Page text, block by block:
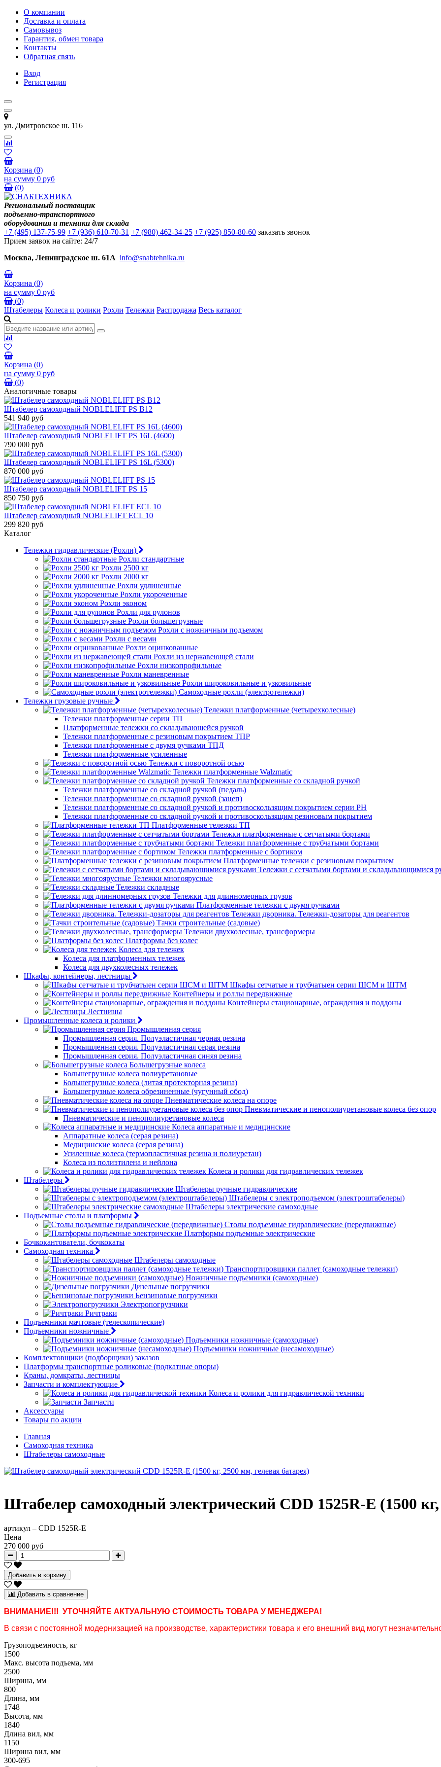
О компании
Доставка и оплата
Самовывоз
Гарантия, обмен товара
Контакты
Обратная связь
Вход
Регистрация
ул. Дмитровское ш. 116
Корзина (0)
на сумму 0 руб
(0)
Региональный поставщик
подъемно-транспортного
оборудования и техники для склада
+7 (495) 137-75-99 +7 (936) 610-70-31 +7 (980) 462-34-25 +7 (925) 850-80-60 заказать звонок
Прием заявок на сайте: 24/7
Москва, Ленинградское ш. 61А info@snabtehnika.ru
Корзина (0)
на сумму 0 руб
(0)
Штабелеры Колеса и ролики Рохли Тележки Распродажа Весь каталог
Корзина (0)
на сумму 0 руб
(0)
Аналогичные товары
Штабелер самоходный NOBLELIFT PS B12
541 940 руб
Штабелер самоходный NOBLELIFT PS 16L (4600)
790 000 руб
Штабелер самоходный NOBLELIFT PS 16L (5300)
870 000 руб
Штабелер самоходный NOBLELIFT PS 15
850 750 руб
Штабелер самоходный NOBLELIFT ECL 10
299 820 руб
Каталог
Тележки гидравлические (Рохли)
Рохли стандартные
Рохли 2500 кг
Рохли 2000 кг
Рохли удлиненные
Рохли укороченные
Рохли эконом
Рохли для рулонов
Рохли большегрузные
Рохли с ножничным подъемом
Рохли с весами
Рохли оцинкованные
Рохли из нержавеющей стали
Рохли низкопрофильные
Рохли маневренные
Рохли широковильные и узковильные
Самоходные рохли (электротележки)
Тележки грузовые ручные
Тележки платформенные (четырехколесные)
Тележки платформенные серии ТП
Платформенные тележки со складывающейся ручкой
Тележки платформенные с резиновым покрытием ТПР
Тележки платформенные с двумя ручками ТПД
Тележки платформенные усиленные
Тележки с поворотной осью
Тележки платформенные Walzmatic
Тележки платформенные со складной ручкой
Тележки платформенные со складной ручкой (педаль)
Тележки платформенные со складной ручкой (зацеп)
Тележки платформенные со складной ручкой и противоскользящим покрытием серии PH
Тележки платформенные со складной ручкой и противоскользящим резиновым покрытием
Платформенные тележки ТП
Тележки платформенные с сетчатыми бортами
Тележки платформенные с трубчатыми бортами
Тележки платформенные с бортиком
Платформенные тележки с резиновым покрытием
Тележки с сетчатыми бортами и складывающимися
Тележки многоярусные
Тележки складные
Тележки для длинномерных грузов
Платформенные тележки с двумя ручками
Тележки дворника. Тележки-дозаторы для реагентов
Тачки строительные (садовые)
Тележки двухколесные, трансформеры
Платформы без колес
Колеса для тележек
Колеса для платформенных тележек
Колеса для двухколесных тележек
Шкафы, контейнеры, лестницы
Шкафы сетчатые и трубчатыен серии ШСМ и ШТМ
Контейнеры и роллы передвижные
Контейнеры стационарные, ограждения и поддоны
Лестницы
Промышленные колеса и ролики
Промышленная серия
Промышленная серия. Полуэластичная черная резина
Промышленная серия. Полуэластичная серая резина
Промышленная серия. Полуэластичная синяя резина
Большегрузные колеса
Большегрузные колеса полиуретановые
Большегрузные колеса (литая протекторная резина)
Большегрузные колеса обрезиненные (чугунный обод)
Пневматические колеса на опоре
Пневматические и пенополиуретановые колеса без опор
Пневматические и пенополиуретановые колеса
Колеса аппаратные и медицинские
Аппаратные колеса (серая резина)
Медицинские колеса (серая резина)
Усиленные колеса (термопластичная резина и полиуретан)
Колеса из полиэтилена и нейлона
Колеса и ролики для гидравлических тележек
Штабелеры
Штабелеры ручные гидравлические
Штабелеры с электроподъемом (электроштабелеры)
Штабелеры электрические самоходные
Подъемные столы и платформы
Столы подъемные гидравлические (передвижные)
Платформы подъемные электрические
Бочкокантователи, бочкокаты
Самоходная техника
Штабелеры самоходные
Транспортировщики паллет (самоходные тележки)
Ножничные подъемники (самоходные)
Дизельные погрузчики
Бензиновые погрузчики
Электропогрузчики
Ричтраки
Подъемники мачтовые (телескопические)
Подъемники ножничные
Подъемники ножничные (самоходные)
Подъемники ножничные (несамоходные)
Комплектовщики (подборщики) заказов
Платформы транспортные роликовые (подкатные опоры)
Краны, домкраты, лестницы
Запчасти и комплектующие
Колеса и ролики для гидравлической техники
Запчасти
Аксессуары
Товары по акции
Главная
Самоходная техника
Штабелеры самоходные
Штабелер самоходный электрический CDD 1525R-E (1500
артикул – CDD 1525R-E
Цена
270 000 руб
Добавить в корзину
Добавить в сравнение
ВНИМАНИЕ!!! УТОЧНЯЙТЕ АКТУАЛЬНУЮ СТОИМОСТЬ ТОВАРА У МЕНЕДЖЕРА!
В связи с постоянной модернизацией на производстве, характеристики товара и его внешний вид могут
Грузоподъемность, кг
1500
Макс. высота подъема, мм
2500
Ширина, мм
800
Длина, мм
1748
Высота, мм
1840
Длина вил, мм
1150
Ширина вил, мм
300-695